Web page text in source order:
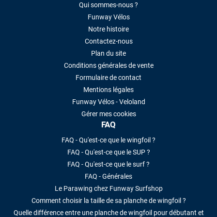
Qui sommes-nous ?
Funway Vélos
Notre histoire
Contactez-nous
Plan du site
Conditions générales de vente
Formulaire de contact
Mentions légales
Funway Vélos - Veloland
Gérer mes cookies
FAQ
FAQ - Qu'est-ce que le wingfoil ?
FAQ - Qu'est-ce que le SUP ?
FAQ - Qu'est-ce que le surf ?
FAQ - Générales
Le Parawing chez Funway Surfshop
Comment choisir la taille de sa planche de wingfoil ?
Quelle différence entre une planche de wingfoil pour débutant et